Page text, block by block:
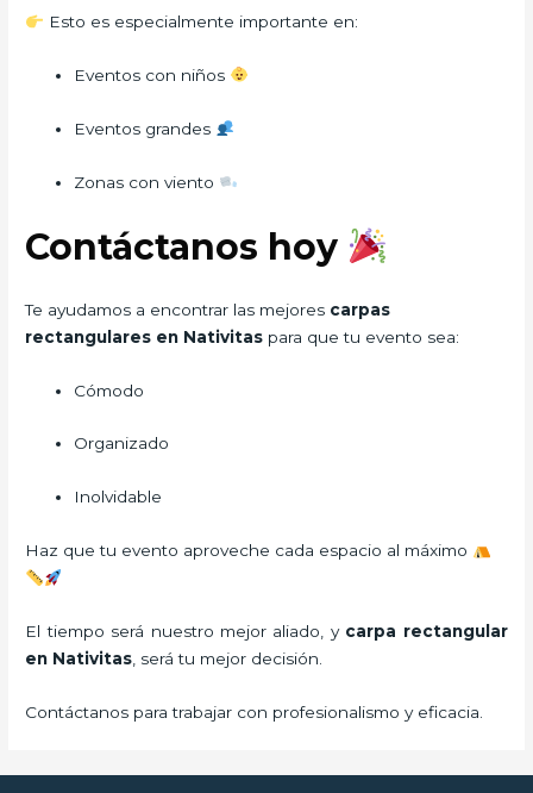
Esto es especialmente importante en:
Eventos con niños
Eventos grandes
Zonas con viento
Contáctanos hoy
Te ayudamos a encontrar las mejores carpas
rectangulares en Nativitas para que tu evento sea:
Cómodo
Organizado
Inolvidable
Haz que tu evento aproveche cada espacio al máximo
El tiempo será nuestro mejor aliado, y carpa rectangular
en Nativitas , será tu mejor decisión.
Contáctanos para trabajar con profesionalismo y eficacia.